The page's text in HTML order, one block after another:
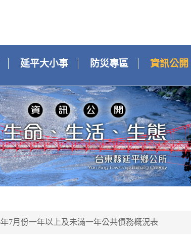
延平大小事 防災專區 資訊公開
7月份一年以上及未滿一年公共債務概況表